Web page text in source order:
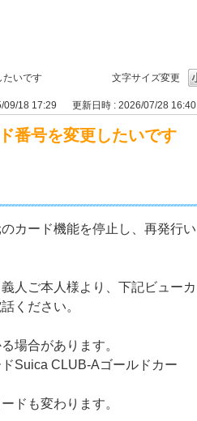
文字サイズ変更
たいです
09/18 17:29 更新日時 : 2026/07/28 16:40
番号を変更したいです
カード機能を停止し、再発行い
人ご本人様より、下記ビューカ
ください。
場合があります。
Suica CLUB-Aゴールドカー
ドも変わります。